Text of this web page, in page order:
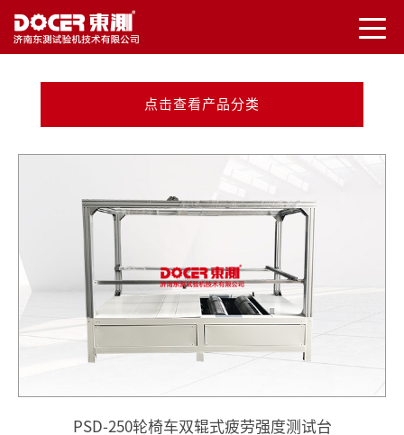
点击查看产品分类
PSD-250轮椅车双辊式疲劳强度测试台